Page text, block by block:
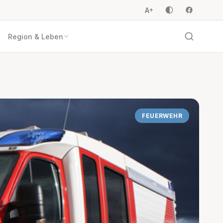
A+
Region & Leben
FEUERWEHR